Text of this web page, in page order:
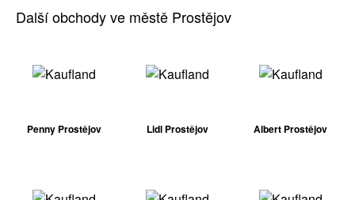
Další obchody ve městě Prostějov
Penny Prostějov Lidl Prostějov Albert Prostějov